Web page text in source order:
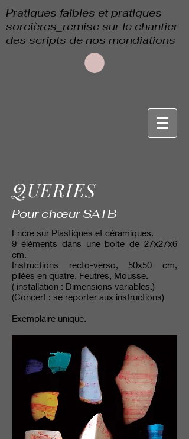
Pratiques faibles et pratiques
sorcières_remise sur le chantier
des scripts de nos mondiations
QUERIES
Pour chœur SATB
Encre sur Plastiques et céramiques.
9 éléments dans une boite de 27x27x6
cm.
Instructions recto-verso, 50x50 cm,
pliées en quatre. Feutres, Mousse.
( installation : Dimensions variables.)
(Concert : se reporter aux instructions)
Exemplaire unique.